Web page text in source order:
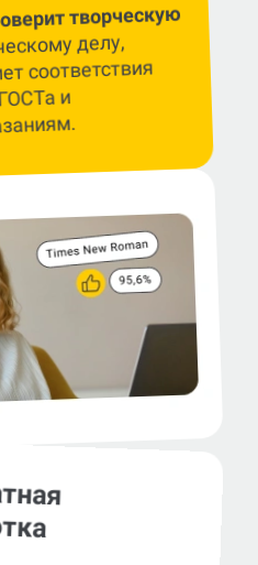
творческую
делу,
соответствия
и